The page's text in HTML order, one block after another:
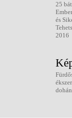
25
és
2016